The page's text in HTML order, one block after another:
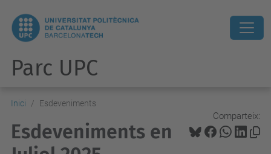
Parc UPC
Inici Esdeveniments
Comparteix:
Esdeveniments en